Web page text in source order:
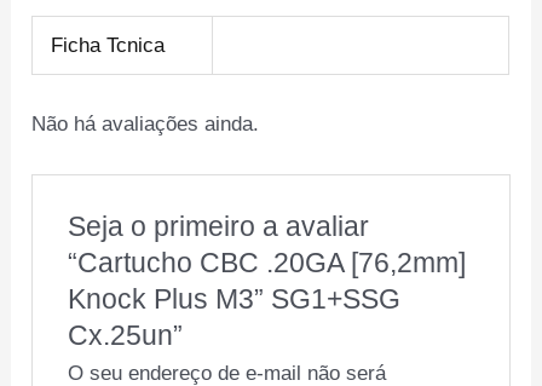
Ficha Tcnica
Não há avaliações ainda.
Seja o primeiro a avaliar
“Cartucho CBC .20GA [76,2mm]
Knock Plus M3” SG1+SSG
Cx.25un”
O seu endereço de e-mail não será